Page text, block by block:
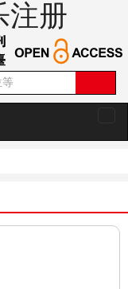
注册
换